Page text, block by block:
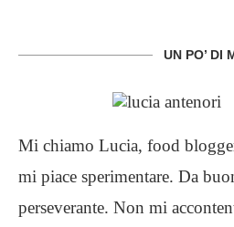
UN PO’ DI
Mi chiamo Lucia, food
mi piace sperimentare. Da
perseverante. Non mi